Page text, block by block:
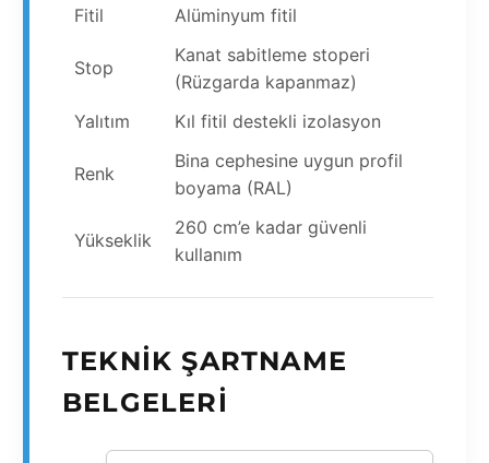
Fitil
Alüminyum fitil
Stop
Kanat sabitleme stoperi
(Rüzgarda kapanmaz)
Yalıtım
Kıl fitil destekli izolasyon
Renk
Bina cephesine uygun profil
boyama (RAL)
Yükseklik
260 cm’e kadar güvenli
kullanım
TEKNIK ŞARTNAME
BELGELERI